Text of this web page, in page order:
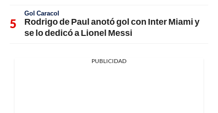
Gol Caracol
Rodrigo de Paul anotó gol con Inter Miami y
se lo dedicó a Lionel Messi
PUBLICIDAD